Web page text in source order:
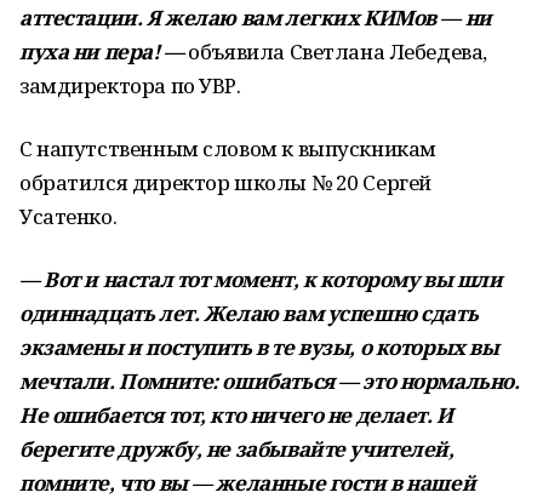
аттестации. Я желаю вам легких КИМов — ни
пуха ни пера! —объявила Светлана Лебедева,
замдиректора по УВР.
С напутственным словом к выпускникам
обратился директор школы № 20 Сергей
Усатенко.
— Вот и настал тот момент, к которому вы шли
одиннадцать лет. Желаю вам успешно сдать
экзамены и поступить в те вузы, о которых вы
мечтали. Помните: ошибаться — это нормально.
Не ошибается тот, кто ничего не делает. И
берегите дружбу, не забывайте учителей,
помните, что вы — желанные гости в нашей